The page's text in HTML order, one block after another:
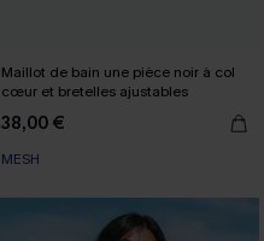
Maillot de bain une pièce noir à col
cœur et bretelles ajustables
38,00 €
MESH